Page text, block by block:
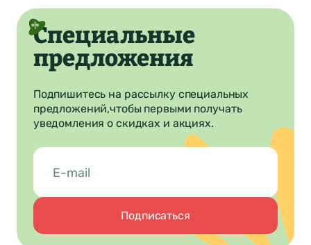
Специальные
предложения
Подпишитесь на рассылку специальных
предложений,чтобы первыми получать
уведомления о скидках и акциях.
Подписаться